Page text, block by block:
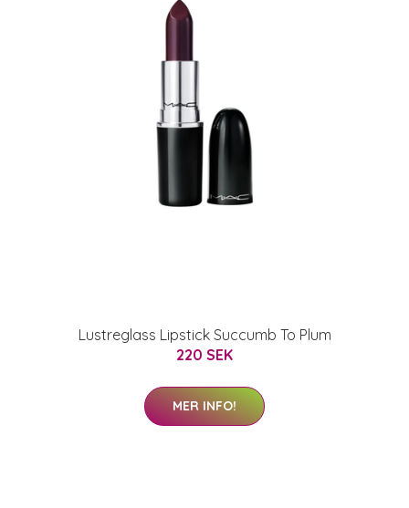
Lustreglass Lipstick Succumb To Plum
220 SEK
MER INFO!